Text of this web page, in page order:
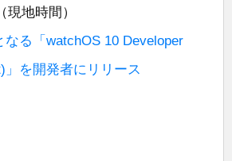
現地時間）
なる「watchOS 10 Developer
」を開発者にリリース